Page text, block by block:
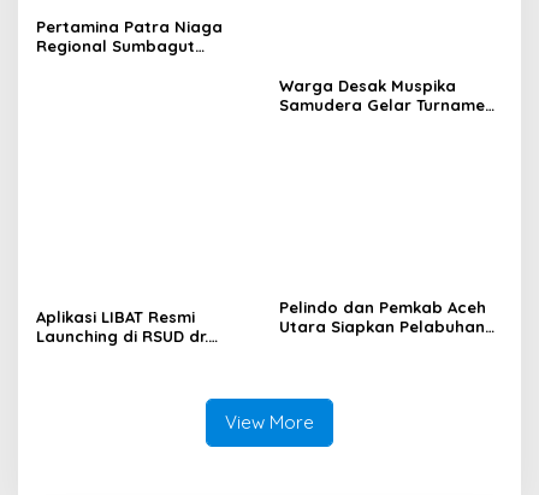
Pertamina Patra Niaga
Regional Sumbagut
Warga Desak Muspika
Samudera Gelar Turnamen
Aplikasi LIBAT Resmi
Launching di RSUD dr.
Pelindo dan Pemkab Aceh
Utara Siapkan Pelabuhan
View More